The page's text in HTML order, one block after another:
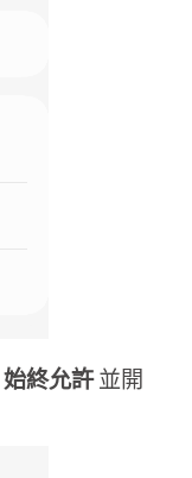
始終允許並開